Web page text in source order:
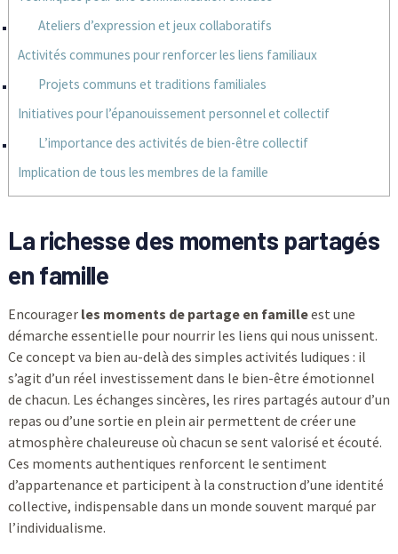
Ateliers d’expression et jeux collaboratifs
Activités communes pour renforcer les liens familiaux
Projets communs et traditions familiales
Initiatives pour l’épanouissement personnel et collectif
L’importance des activités de bien-être collectif
Implication de tous les membres de la famille
La richesse des moments partagés
en famille
Encourager les moments de partage en familleest une
démarche essentielle pour nourrir les liens qui nous unissent.
Ce concept va bien au-delà des simples activités ludiques : il
s’agit d’un réel investissement dans le bien-être émotionnel
de chacun. Les échanges sincères, les rires partagés autour d’un
repas ou d’une sortie en plein air permettent de créer une
atmosphère chaleureuse où chacun se sent valorisé et écouté.
Ces moments authentiques renforcent le sentiment
d’appartenance et participent à la construction d’une identité
collective, indispensable dans un monde souvent marqué par
l’individualisme.